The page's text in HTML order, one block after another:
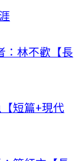
：林不歡【長
短篇+現代